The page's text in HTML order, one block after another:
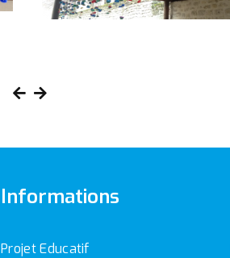
Informations
Projet Educatif